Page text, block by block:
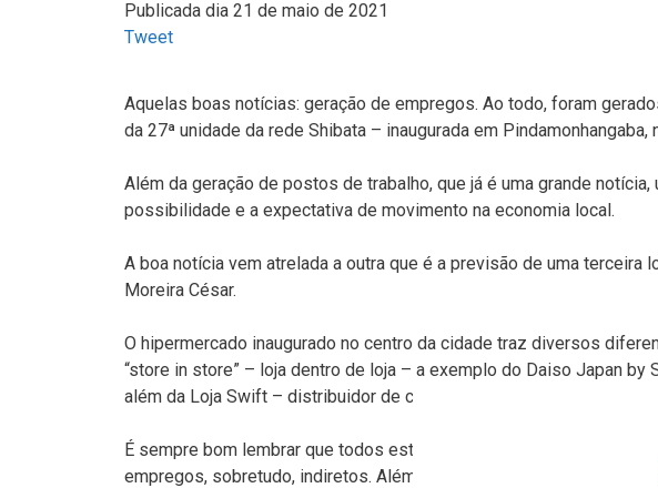
Publicada dia 21 de maio de 2021
Tweet
Aquelas boas notícias: geração de empregos. Ao todo, foram
da 27ª unidade da rede Shibata – inaugurada em
Além da geração de postos de trabalho, que já é uma grande
possibilidade e a expectativa de movimento na economia local.
A boa notícia vem atrelada a outra que é a previsão de uma terceira
Moreira César.
O hipermercado inaugurado no centro da cidade traz diversos
“store in store” – loja dentro de loja – a exemplo do Daiso Japan by
além da Loja Swift – distribuidor de carnes.
É sempre bom lembrar que todos estes espaços atrelados ao
empregos, sobretudo, indiretos. Além de fomentar a livre